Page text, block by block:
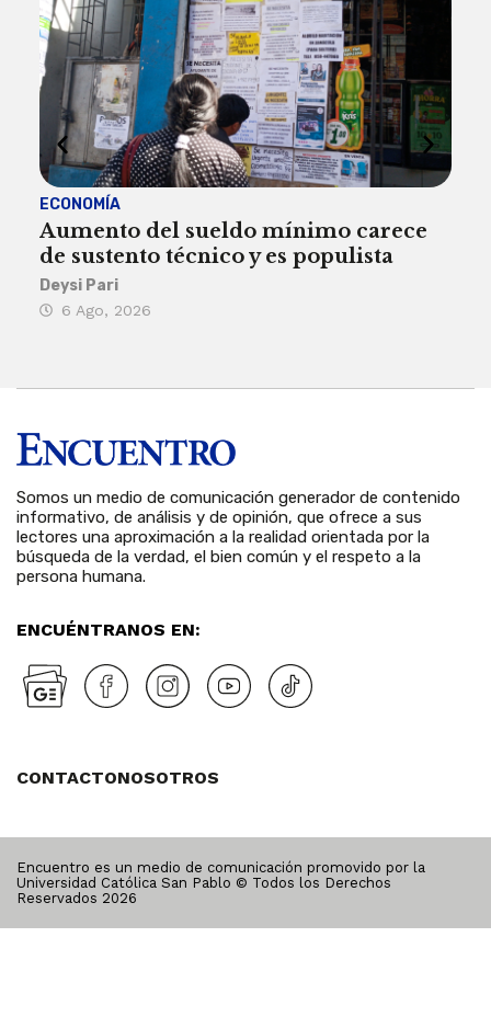
ECONOMÍA
Aumento del sueldo mínimo carece
de sustento técnico y es populista
Deysi Pari
6 Ago, 2026
Somos un medio de comunicación generador de contenido
informativo, de análisis y de opinión, que ofrece a sus
lectores una aproximación a la realidad orientada por la
búsqueda de la verdad, el bien común y el respeto a la
persona humana.
ENCUÉNTRANOS EN:
CONTACTONOSOTROS
Encuentro es un medio de comunicación promovido por la
Universidad Católica San Pablo © Todos los Derechos
Reservados 2026